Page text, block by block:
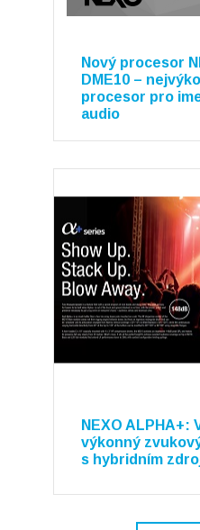
Nový procesor
DME10 –
procesor pro
audio
NEXO ALPHA+:
výkonný
s hybridním